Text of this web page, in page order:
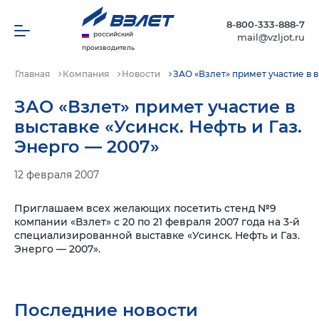
российский
производитель
8-800-333-888-7
mail@vzljot.ru
Главная Компания Новости ЗАО «Взлет» примет участие в
ЗАО «Взлет» примет участие в
выставке «Усинск. Нефть и Газ.
Энерго — 2007»
12 февраля 2007
Приглашаем всех желающих посетить стенд №9
компании «Взлет» с 20 по 21 февраля 2007 года на 3-й
специализированной выставке «Усинск. Нефть и Газ.
Энерго — 2007».
Последние новости